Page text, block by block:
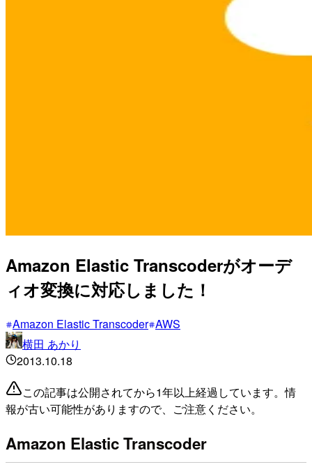
Amazon Elastic Transcoderがオーデ
ィオ変換に対応しました！
Amazon Elastic Transcoder AWS
横田 あかり
2013.10.18
この記事は公開されてから1年以上経過しています。情
報が古い可能性がありますので、ご注意ください。
Amazon Elastic Transcoder